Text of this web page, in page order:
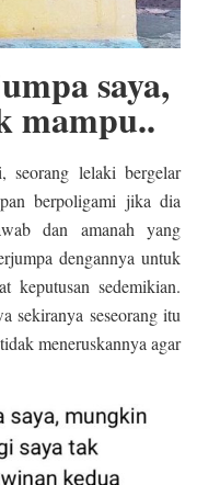
saya,
mampu..
seorang lelaki bergelar
berpoligami jika dia
dan amanah yang
dengannya untuk
keputusan sedemikian.
sekiranya seseorang itu
meneruskannya agar